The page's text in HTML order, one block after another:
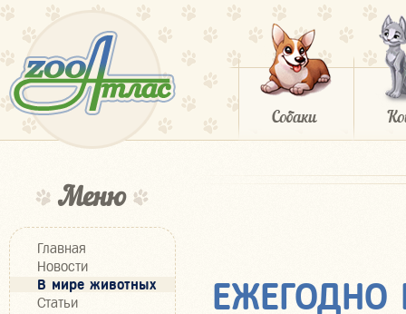
Меню
Главная
Новости
В мире животных
Статьи
ЕЖЕГОДНО